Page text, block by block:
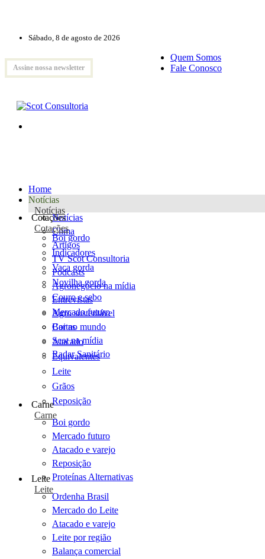
Sábado, 8 de agosto de 2026
Assine nossa newsletter
Quem Somos
Fale Conosco
Home
Notícias
Notícias
Notícias
Clima
Artigos
TV Scot Consultoria
Podcasts
Agronegócio na mídia
Entrevistas
Agro sustentável
Cartas
Scot na mídia
Radar Sanitário
Cotações
Cotações
Boi gordo
Indicadores
Vaca gorda
Novilha gorda
Couro e sebo
Mercado futuro
Boi no mundo
Atacado
Equivalentes
Leite
Grãos
Reposição
Carne
Carne
Boi gordo
Mercado futuro
Atacado e varejo
Reposição
Proteínas Alternativas
Leite
Leite
Ordenha Brasil
Mercado do Leite
Atacado e varejo
Leite por região
Balança comercial